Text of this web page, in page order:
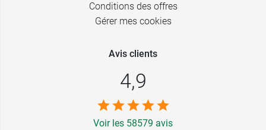
Conditions des offres
Gérer mes cookies
Avis clients
4,9
Voir les 58579 avis